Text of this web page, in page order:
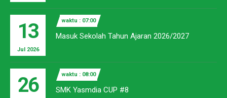
13
Jul 2026
waktu : 07:00
Masuk Sekolah Tahun Ajaran 2026/2027
26 waktu : 08:00
SMK Yasmdia CUP #8